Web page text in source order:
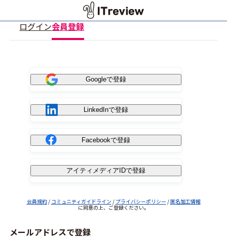
ログイン会員登録
Googleで登録
LinkedInで登録
Facebookで登録
アイティメディアIDで登録
会員規約/ コミュニティガイドライン / プライバシーポリシー /匿名加工情報
に同意の上、ご登録ください。
メールアドレスで登録